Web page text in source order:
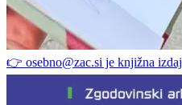
👉 osebno@zac.si je knjižna